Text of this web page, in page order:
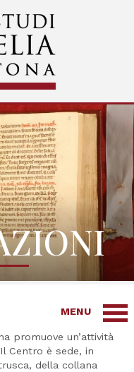
MENU
promuove un’attività
Centro è sede, in
della collana